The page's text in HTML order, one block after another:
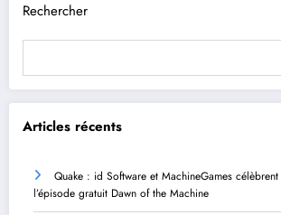
Rechercher
Articles récents
Quake : id Software et MachineGames
l’épisode gratuit Dawn of the Machine